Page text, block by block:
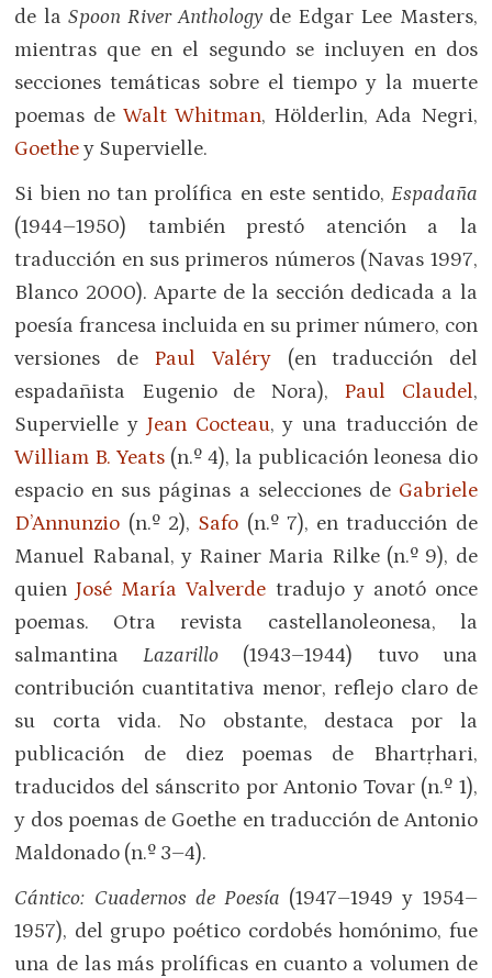
de la Spoon River Anthology de Edgar Lee Masters,
mientras que en el segundo se incluyen en dos
secciones temáticas sobre el tiempo y la muerte
poemas de Walt Whitman, Hölderlin, Ada Negri,
Goethey Supervielle.
Si bien no tan prolífica en este sentido, Espadaña
(1944–1950) también prestó atención a la
traducción en sus primeros números (Navas 1997,
Blanco 2000). Aparte de la sección dedicada a la
poesía francesa incluida en su primer número, con
versiones de Paul Valéry (en traducción del
espadañista Eugenio de Nora), Paul Claudel,
Supervielle y Jean Cocteau, y una traducción de
William B. Yeats (n.º 4), la publicación leonesa dio
espacio en sus páginas a selecciones de Gabriele
D’Annunzio (n.º 2), Safo (n.º 7), en traducción de
Manuel Rabanal, y Rainer Maria Rilke (n.º 9), de
quienJosé María Valverde tradujo y anotó once
poemas. Otra revista castellanoleonesa, la
salmantinaLazarillo (1943–1944) tuvo una
contribución cuantitativa menor, reflejo claro de
su corta vida. No obstante, destaca por la
publicación de diez poemas de Bhartṛhari,
traducidos del sánscrito por Antonio Tovar (n.º 1),
y dos poemas de Goethe en traducción de Antonio
Maldonado (n.º 3–4).
Cántico: Cuadernos de Poesía (1947–1949 y 1954–
1957), del grupo poético cordobés homónimo, fue
una de las más prolíficas en cuanto a volumen de